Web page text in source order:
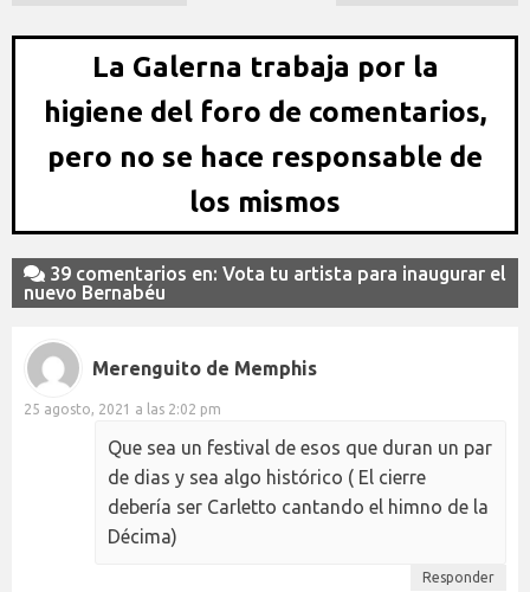
La Galerna trabaja por la
higiene del foro de comentarios,
pero no se hace responsable de
los mismos
39 comentarios en: Vota tu artista para inaugurar el
nuevo Bernabéu
Merenguito de Memphis
25 agosto, 2021 a las 2:02 pm
Que sea un festival de esos que duran un par
de dias y sea algo histórico ( El cierre
debería ser Carletto cantando el himno de la
Décima)
Responder